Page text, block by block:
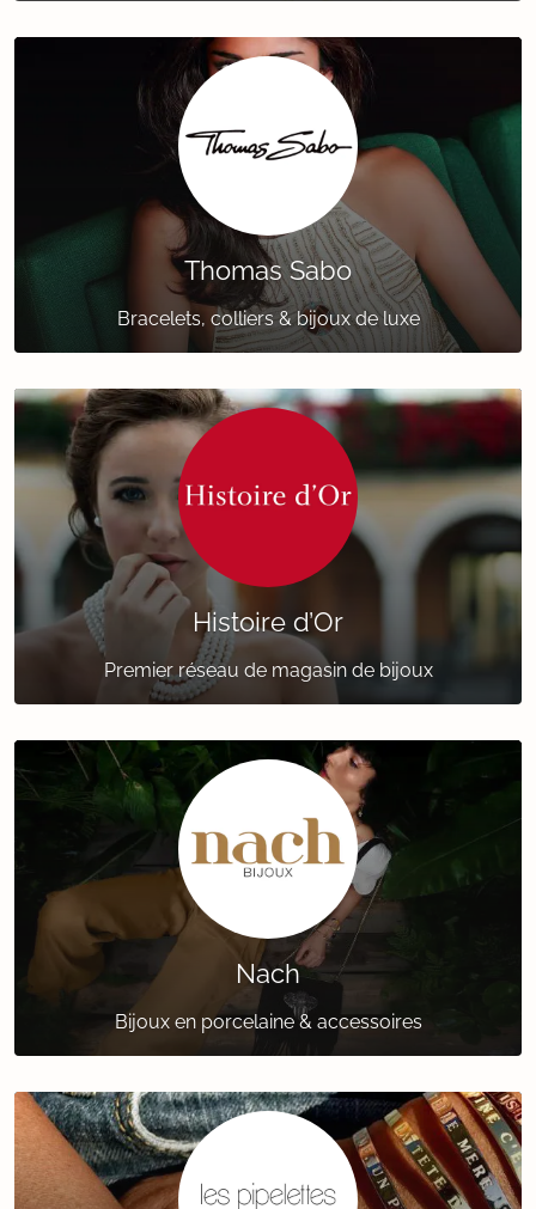
Thomas Sabo
Bracelets, colliers & bijoux de luxe
Histoire d’Or
Premier réseau de magasin de bijoux
Nach
Bijoux en porcelaine & accessoires